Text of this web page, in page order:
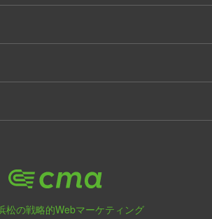
松の戦略的Webマーケティング